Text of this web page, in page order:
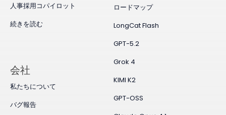
人事採用コパイロット
続きを読む
ロードマップ
LongCat Flash
GPT-5.2
Grok 4
KIMI K2
GPT-OSS
会社
私たちについて
バグ報告